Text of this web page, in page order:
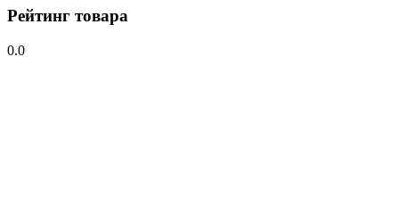
Рейтинг товара
0.0